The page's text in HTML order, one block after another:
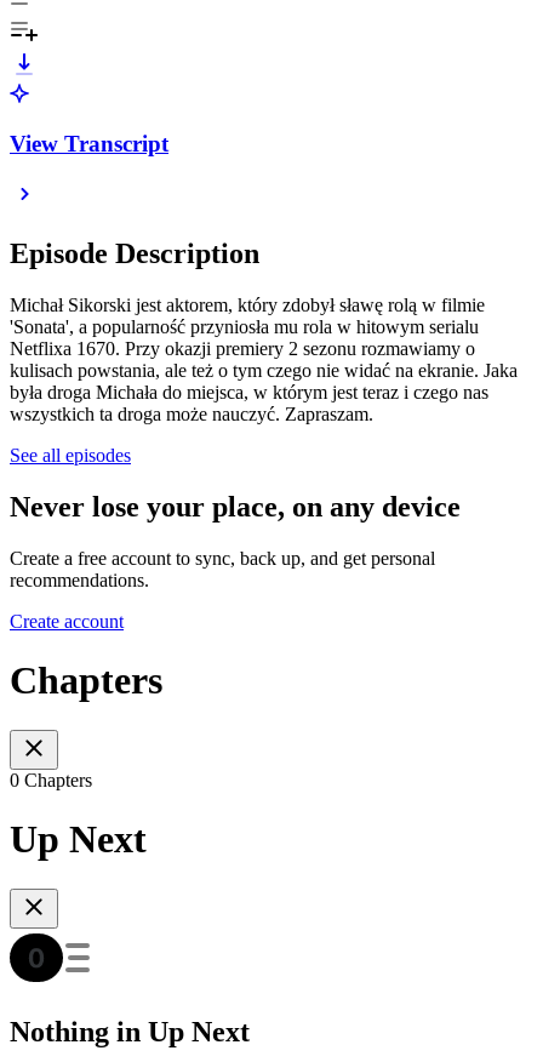
View Transcript
Episode Description
Michał Sikorski jest aktorem, który zdobył sławę rolą w filmie
'Sonata', a popularność przyniosła mu rola w hitowym serialu
Netflixa 1670. Przy okazji premiery 2 sezonu rozmawiamy o
kulisach powstania, ale też o tym czego nie widać na ekranie. Jaka
była droga Michała do miejsca, w którym jest teraz i czego nas
wszystkich ta droga może nauczyć. Zapraszam.
See all episodes
Never lose your place, on any device
Create a free account to sync, back up, and get personal
recommendations.
Create account
Chapters
0 Chapters
Up Next
Nothing in Up Next